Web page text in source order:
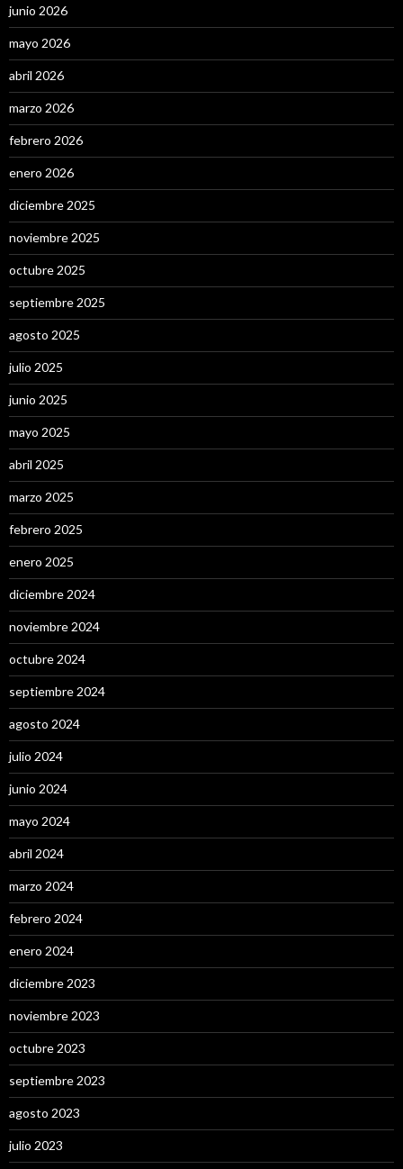
junio 2026
mayo 2026
abril 2026
marzo 2026
febrero 2026
enero 2026
diciembre 2025
noviembre 2025
octubre 2025
septiembre 2025
agosto 2025
julio 2025
junio 2025
mayo 2025
abril 2025
marzo 2025
febrero 2025
enero 2025
diciembre 2024
noviembre 2024
octubre 2024
septiembre 2024
agosto 2024
julio 2024
junio 2024
mayo 2024
abril 2024
marzo 2024
febrero 2024
enero 2024
diciembre 2023
noviembre 2023
octubre 2023
septiembre 2023
agosto 2023
julio 2023